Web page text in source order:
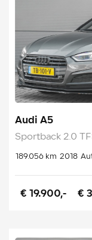
Audi A5
Sportback 2.0
189.056 km 2018
€ 19.900,- €